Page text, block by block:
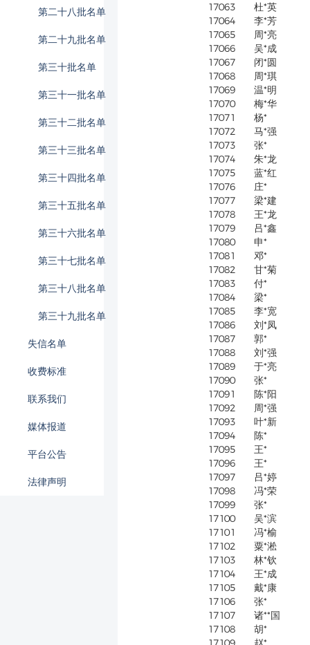
第二十八批名单
第二十九批名单
第三十批名单
第三十一批名单
第三十二批名单
第三十三批名单
第三十四批名单
第三十五批名单
第三十六批名单
第三十七批名单
第三十八批名单
第三十九批名单
失信名单
收费标准
联系我们
媒体报道
平台公告
法律声明
17063
杜*英
17064
李*芳
17065
周*亮
17066
吴*成
17067
闭*圆
17068
周*琪
17069
温*明
17070
梅*华
17071
杨*
17072
马*强
17073
张*
17074
朱*龙
17075
蓝*红
17076
庄*
17077
梁*建
17078
王*龙
17079
吕*鑫
17080
申*
17081
邓*
17082
甘*菊
17083
付*
17084
梁*
17085
李*宽
17086
刘*凤
17087
郭*
17088
刘*强
17089
于*亮
17090
张*
17091
陈*阳
17092
周*强
17093
叶*新
17094
陈*
17095
王*
17096
王*
17097
吕*婷
17098
冯*荣
17099
张*
17100
吴*滨
17101
冯*榆
17102
粟*淞
17103
林*钦
17104
王*成
17105
戴*康
17106
张*
17107
诸**国
17108
胡*
17109
赵*